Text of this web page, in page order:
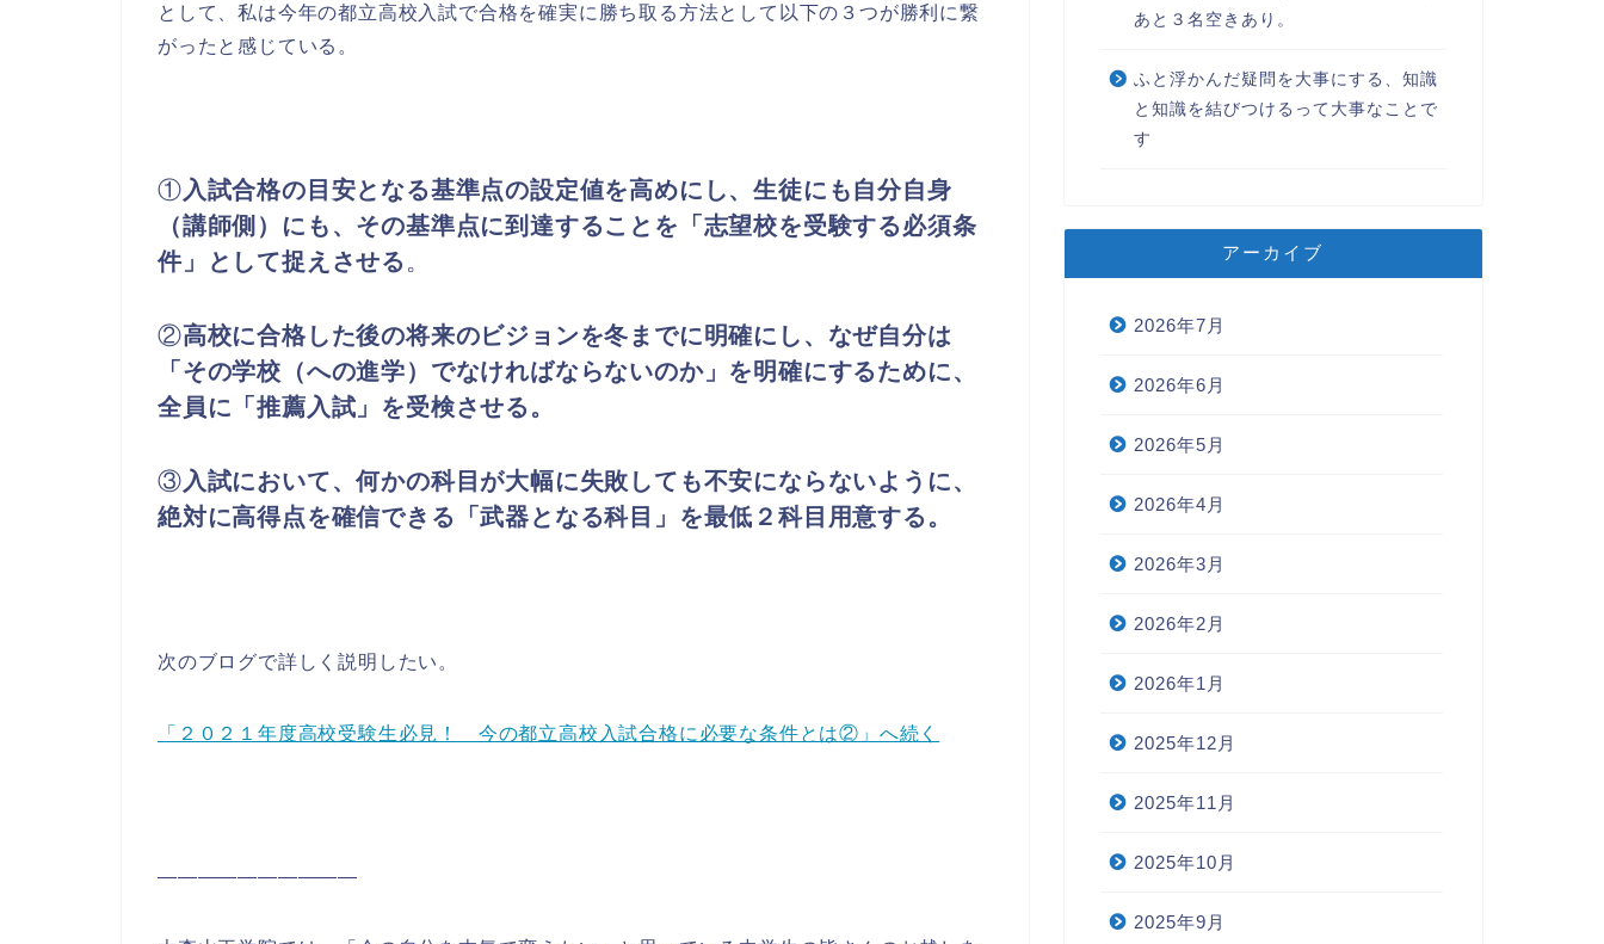
として、私は今年の都立高校入試で合格を確実に勝ち取る方法として以下の３つが勝利に繋
がったと感じている。
①入試合格の目安となる基準点の設定値を高めにし、生徒にも自分自身
（講師側）にも、その基準点に到達することを「志望校を受験する必須条
件」として捉えさせる 。
②高校に合格した後の将来のビジョンを冬までに明確にし、なぜ自分は
「その学校（への進学）でなければならないのか」を明確にするために、
全員に「推薦入試」を受検させる。
③入試において、何かの科目が大幅に失敗しても不安にならないように、
絶対に高得点を確信できる「武器となる科目」を最低２科目用意する。
次のブログで詳しく説明したい。
「２０２１年度高校受験生必見！ 今の都立高校入試合格に必要な条件とは②」へ続く
――――――――――
あと３名空きあり。
ふと浮かんだ疑問を大事にする、知識
と知識を結びつけるって大事なことで
す
アーカイブ
2026年7月
2026年6月
2026年5月
2026年4月
2026年3月
2026年2月
2026年1月
2025年12月
2025年11月
2025年10月
2025年9月